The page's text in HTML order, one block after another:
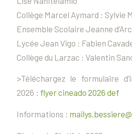
Collège Marcel Aymard : Sylvie
Ensemble Scolaire Jeanne
Lycée Jean Vigo : Fabien
Collège du Larzac : Valentin
>Téléchargez le formulaire
2026 : flyer cineado 2026 def
Informations :